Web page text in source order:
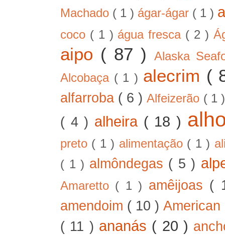
Machado ( 1 ) ágar-ágar ( 1 )
coco ( 1 ) água fresca ( 2 )
aipo ( 87 )
Alaska
Alcobaça ( 1 ) alecrim (
alfarroba ( 6 )Alfeizerão ( 1
( 4 ) alheira ( 18 )
preto ( 1 ) alimentação ( 1 )
( 1 ) almôndegas ( 5 )
Amaretto ( 1 ) amêijoas (
amendoim ( 10 )
( 11 ) ananás ( 20 )